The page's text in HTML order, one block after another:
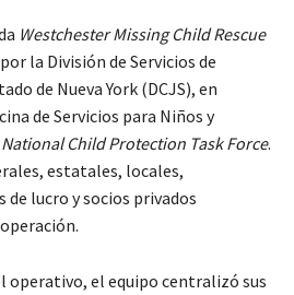
Westchester Missing Child Rescue
la División de Servicios de
de Nueva York (DCJS), en
de Servicios para Niños y
National Child Protection Task Force.
estatales, locales,
lucro y socios privados
operativo, el equipo centralizó sus